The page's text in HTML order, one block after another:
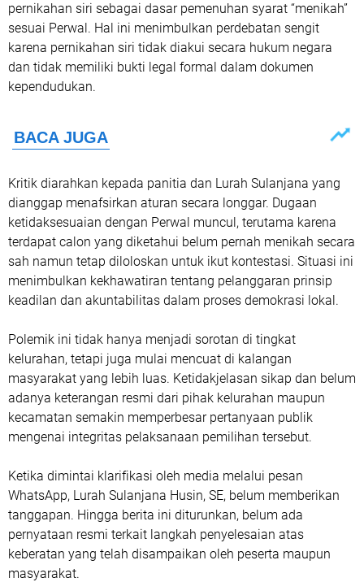
pernikahan siri sebagai dasar pemenuhan syarat “menikah”
sesuai Perwal. Hal ini menimbulkan perdebatan sengit
karena pernikahan siri tidak diakui secara hukum negara
dan tidak memiliki bukti legal formal dalam dokumen
kependudukan.
Kritik diarahkan kepada panitia dan Lurah Sulanjana yang
dianggap menafsirkan aturan secara longgar. Dugaan
ketidaksesuaian dengan Perwal muncul, terutama karena
terdapat calon yang diketahui belum pernah menikah secara
sah namun tetap diloloskan untuk ikut kontestasi. Situasi ini
menimbulkan kekhawatiran tentang pelanggaran prinsip
keadilan dan akuntabilitas dalam proses demokrasi lokal.
Polemik ini tidak hanya menjadi sorotan di tingkat
kelurahan, tetapi juga mulai mencuat di kalangan
masyarakat yang lebih luas. Ketidakjelasan sikap dan belum
adanya keterangan resmi dari pihak kelurahan maupun
kecamatan semakin memperbesar pertanyaan publik
mengenai integritas pelaksanaan pemilihan tersebut.
Ketika dimintai klarifikasi oleh media melalui pesan
WhatsApp, Lurah Sulanjana Husin, SE, belum memberikan
tanggapan. Hingga berita ini diturunkan, belum ada
pernyataan resmi terkait langkah penyelesaian atas
keberatan yang telah disampaikan oleh peserta maupun
masyarakat.